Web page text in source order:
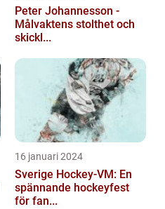
Peter Johannesson -
Målvaktens stolthet och
skickl...
16 januari 2024
Sverige Hockey-VM: En
spännande hockeyfest
för fan...